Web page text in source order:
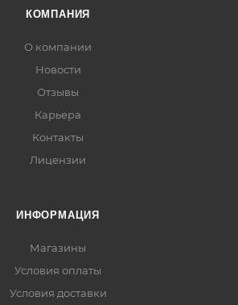
КОМПАНИЯ
О компании
Новости
Отзывы
Карьера
Контакты
Лицензии
ИНФОРМАЦИЯ
Магазины
Условия оплаты
Условия доставки